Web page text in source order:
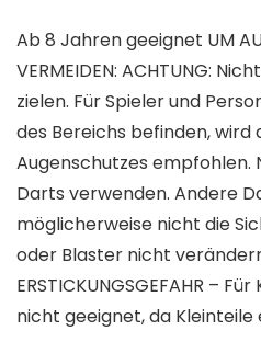
Ab 8 Jahren geeignet UM
VERMEIDEN: ACHTUNG:
zielen. Für Spieler und
des Bereichs befinden, wird
Augenschutzes empfohlen.
Darts verwenden. Andere
möglicherweise nicht die
oder Blaster nicht
ERSTICKUNGSGEFAHR –
nicht geeignet, da